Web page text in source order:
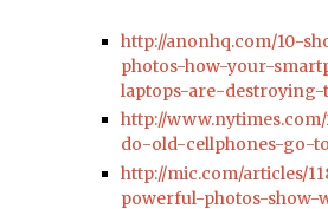
http://anonhq.com/10-
photos-how-your-
laptops-are-
http://
do-old-cellphones-go-
http://mic.com/articles/
powerful-photos-show-